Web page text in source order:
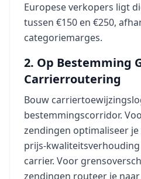
Europese verkopers ligt
tussen €150 en €250,
categoriemarges.
2. Op Bestemming
Carrierroutering
Bouw
bestemmingscorridor.
zendingen optimaliseer
prijs-
carrier. Voor
zendingen routeer je